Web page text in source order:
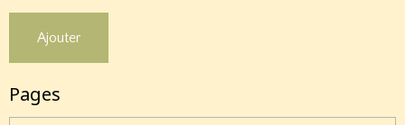
Ajouter
Pages